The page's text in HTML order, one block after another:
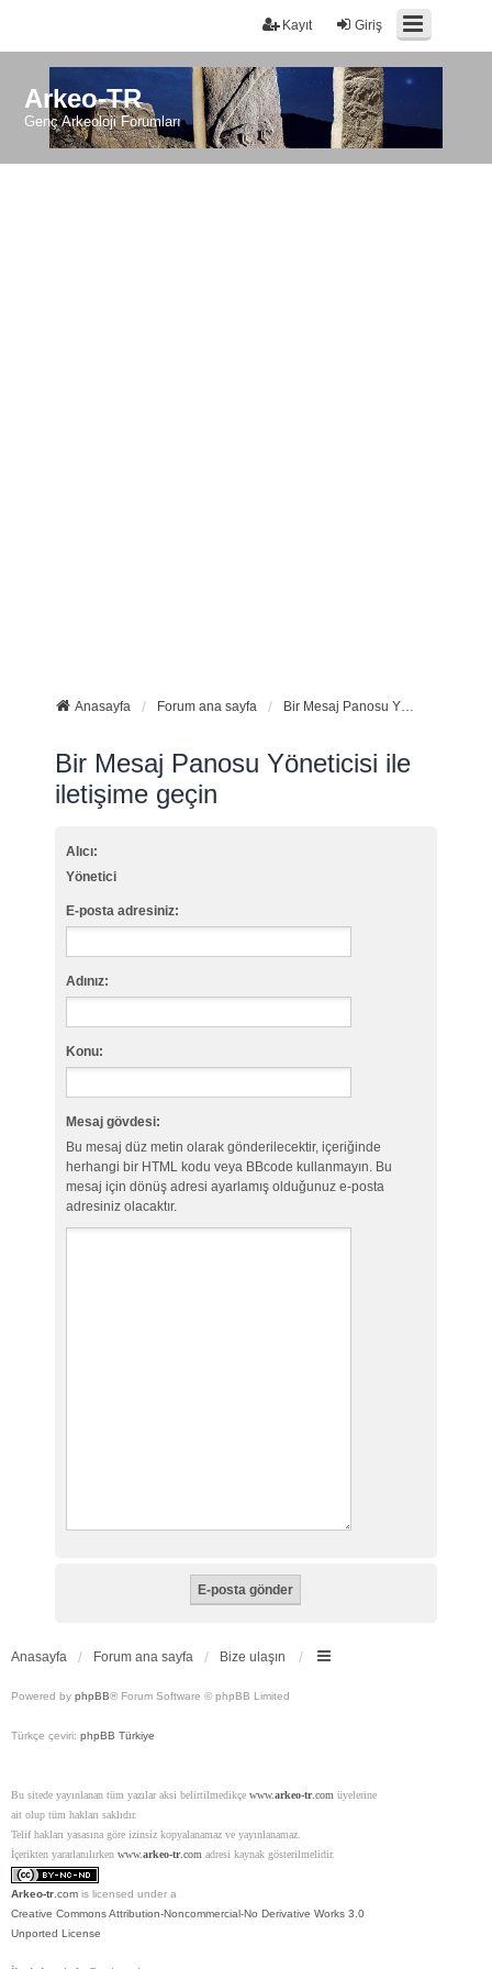
Giriş
Kayıt
Arkeo-TR
Genç Arkeoloji Forumları
Anasayfa Forum ana sayfa Bir Mesaj Panosu Yöneticisi ile iletişime geçin
Bir Mesaj Panosu Yöneticisi ile
iletişime geçin
Alıcı:
Yönetici
E-posta adresiniz:
Adınız:
Konu:
Mesaj gövdesi:
Bu mesaj düz metin olarak gönderilecektir, içeriğinde
herhangi bir HTML kodu veya BBcode kullanmayın. Bu
mesaj için dönüş adresi ayarlamış olduğunuz e-posta
adresiniz olacaktır.
Anasayfa Forum ana sayfa Bize ulaşın
Powered by phpBB® Forum Software © phpBB Limited
Türkçe çeviri: phpBB Türkiye
Bu sitede yayınlanan tüm yazılar aksi belirtilmedikçe www.arkeo-tr.com üyelerine
ait olup tüm hakları saklıdır.
Telif hakları yasasına göre izinsiz kopyalanamaz ve yayınlanamaz.
İçerikten yararlanılırken www.arkeo-tr.com adresi kaynak gösterilmelidir.
Arkeo-tr .com is licensed under a
Creative Commons Attribution-Noncommercial-No Derivative Works 3.0
Unported License